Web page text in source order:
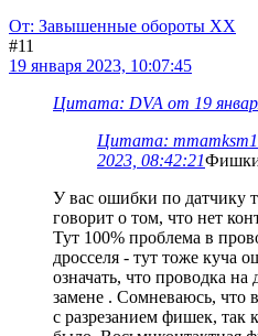
От: Завышенные обороты ХХ
#11
19 января 2023, 10:07:45
Цитата: DVA от 19
Цитата:
2023, 08:42:21Фишки
У вас ошибки по датчику
говорит о том, что нет
Тут 100% проблема в
дросселя - тут тоже куча
означать, что проводка на
замене . Сомневаюсь, что
с разрезанием фишек, так